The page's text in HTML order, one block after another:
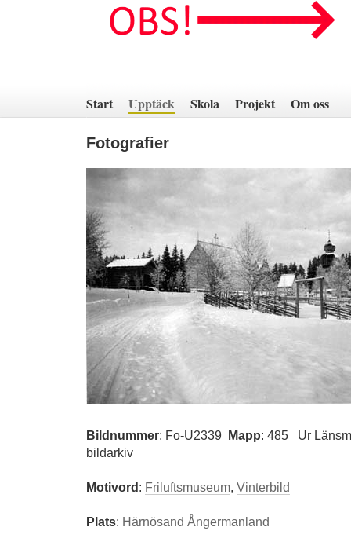
innehåll
Start Upptäck Skola Projekt Om oss
Fotografier
Bildnummer: Fo-U2339 Mapp: 485
Ur
bildarkiv
Motivord: Friluftsmuseum, Vinterbild
Plats: Härnösand Ångermanland